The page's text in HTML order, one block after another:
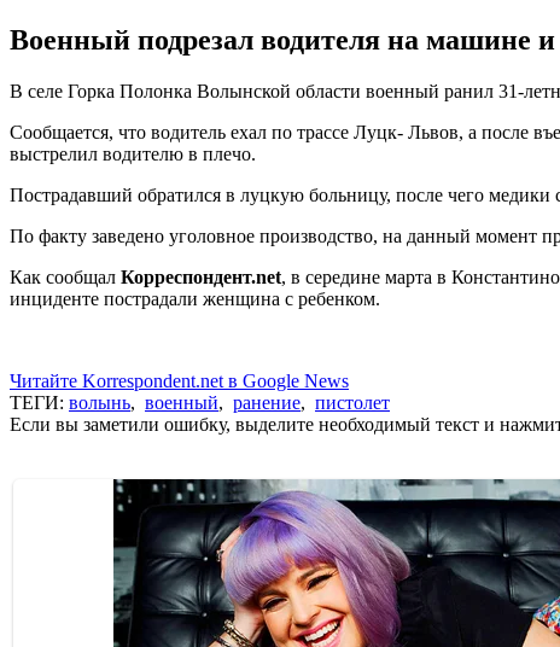
Военный подрезал водителя на машине
В селе Горка Полонка Волынской области военный ранил 31-
Сообщается, что водитель ехал по трассе Луцк- Львов, а после
выстрелил водителю в плечо.
Пострадавший обратился в луцкую больницу, после чего
По факту заведено уголовное производство, на данный момент
Как сообщал Корреспондент.net, в середине марта в
инциденте пострадали женщина с ребенком.
Читайте Korrespondent.net в Google News
ТЕГИ: волынь, военный, ранение, пистолет
Если вы заметили ошибку, выделите необходимый текст и